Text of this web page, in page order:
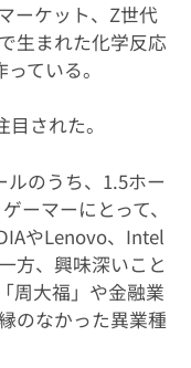
ーケット、Z世代
生まれた化学反応
ている。
された。
のうち、1.5ホー
ーマーにとって、
やLenovo、Intel
方、興味深いこと
周大福」や金融業
のなかった異業種